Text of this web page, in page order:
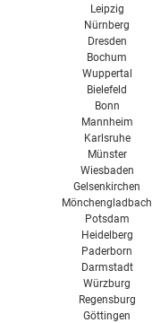
Leipzig
Nürnberg
Dresden
Bochum
Wuppertal
Bielefeld
Bonn
Mannheim
Karlsruhe
Münster
Wiesbaden
Gelsenkirchen
Mönchengladbach
Potsdam
Heidelberg
Paderborn
Darmstadt
Würzburg
Regensburg
Göttingen